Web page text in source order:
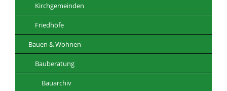
Kirchgemeinden
Friedhöfe
Bauen & Wohnen
Bauberatung
Bauarchiv